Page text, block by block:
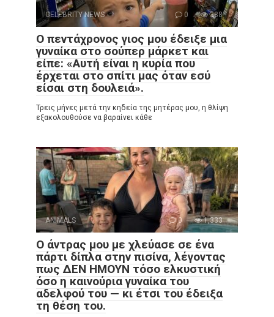
CELEBRITY NEWS 0 388
Ο πεντάχρονος γιος μου έδειξε μια
γυναίκα στο σούπερ μάρκετ και
είπε: «Αυτή είναι η κυρία που
έρχεται στο σπίτι μας όταν εσύ
είσαι στη δουλειά».
Τρεις μήνες μετά την κηδεία της μητέρας μου, η θλίψη
εξακολουθούσε να βαραίνει κάθε
ANIMALS 0 1,333
Ο άντρας μου με χλεύασε σε ένα
πάρτι δίπλα στην πισίνα, λέγοντας
πως ΔΕΝ ΗΜΟΥΝ τόσο ελκυστική
όσο η καινούρια γυναίκα του
αδελφού του — κι έτσι του έδειξα
τη θέση του.